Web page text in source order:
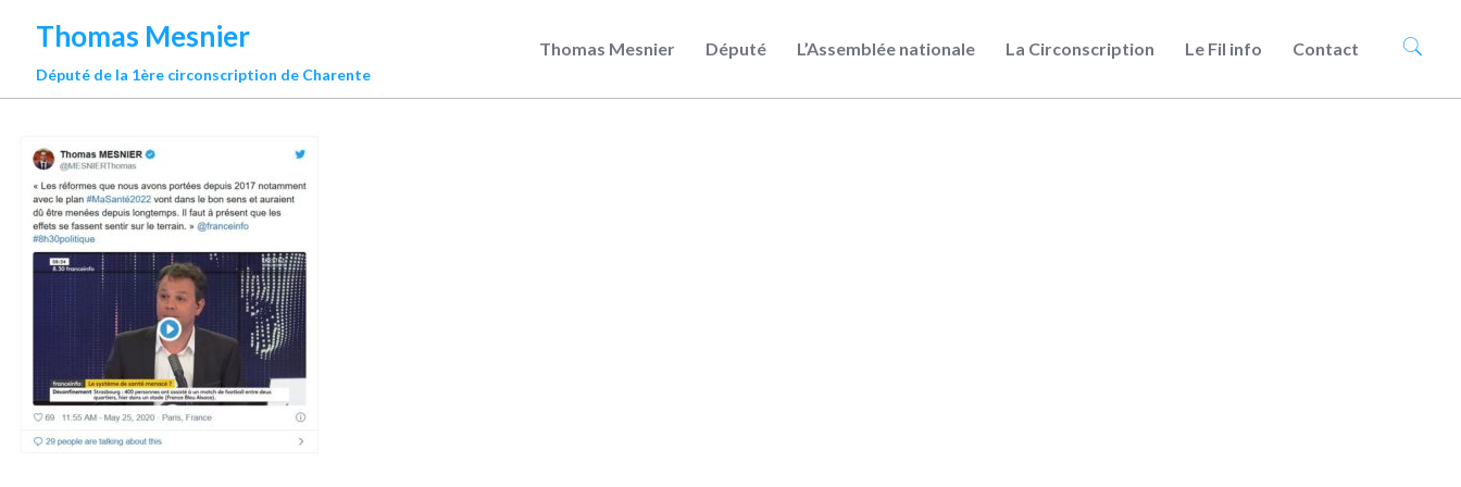
Thomas Mesnier
Député de la 1ère circonscription de Charente
Thomas Mesnier Député L’Assemblée nationale La Circonscription Le Fil info Contact